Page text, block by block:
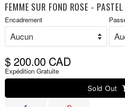
FEMME SUR FOND ROSE -
Prix
réduit
Encadrement
$ 200.00 CAD
Expédition Gratuite
Sold Out